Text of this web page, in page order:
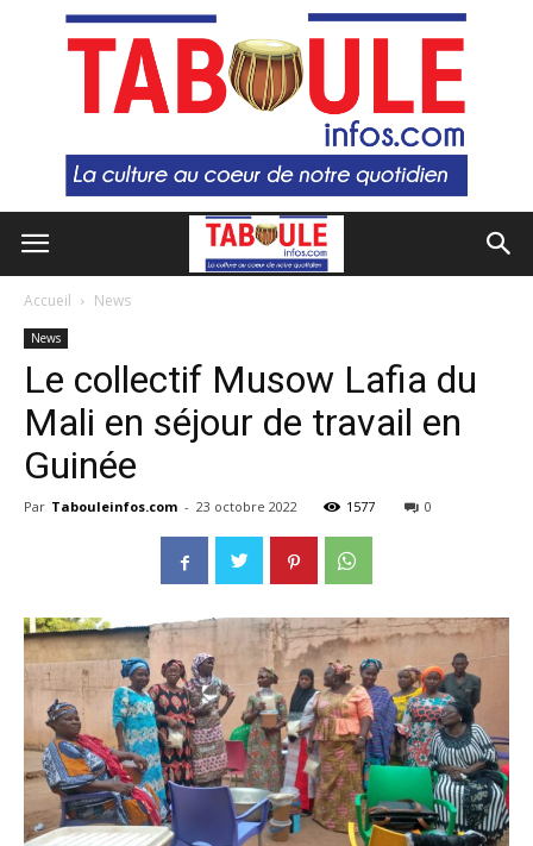
Accueil News
News
Le collectif Musow Lafia du
Mali en séjour de travail en
Guinée
Par Tabouleinfos.com - 23 octobre 2022 1577 0